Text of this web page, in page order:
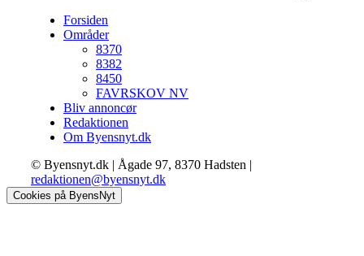
Forsiden
Områder
8370
8382
8450
FAVRSKOV NV
Bliv annoncør
Redaktionen
Om Byensnyt.dk
© Byensnyt.dk | Ågade 97, 8370 Hadsten |
redaktionen@byensnyt.dk
Cookies på ByensNyt